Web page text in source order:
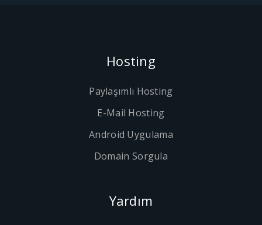
Hosting
Paylaşımlı Hosting
E-Mail Hosting
Android Uygulama
Domain Sorgula
Yardım